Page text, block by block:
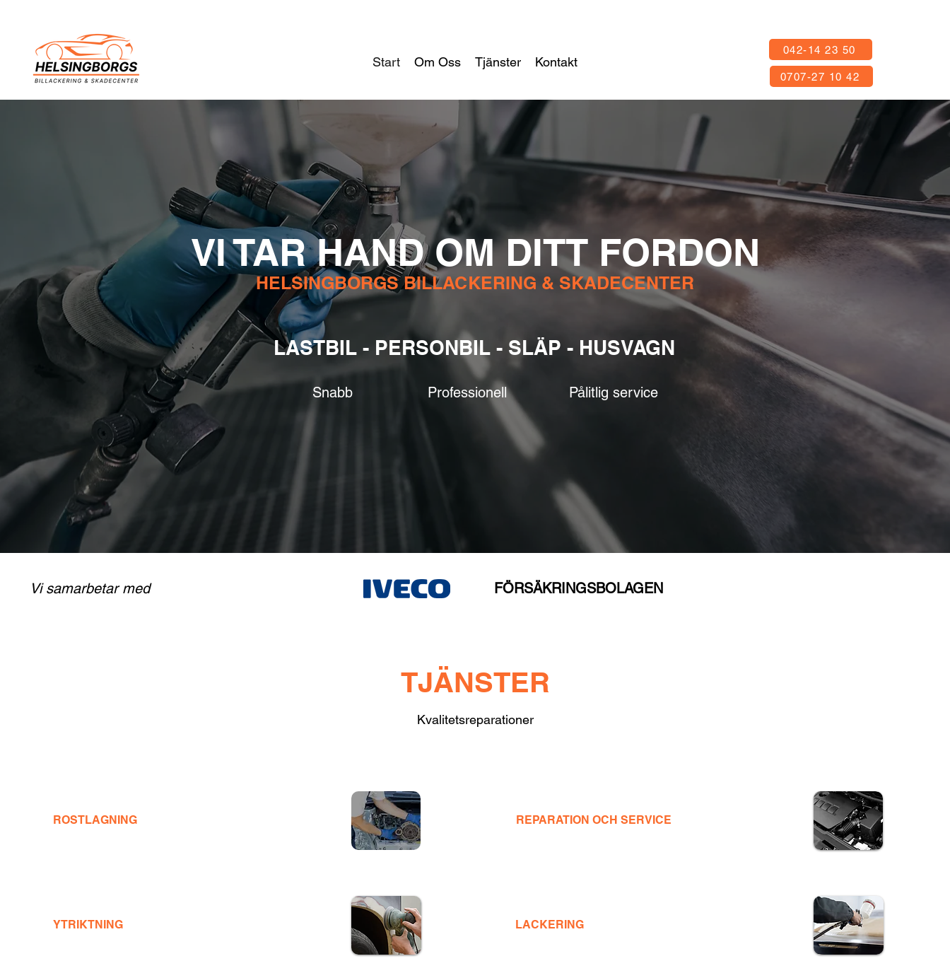
Start Om Oss Tjänster Kontakt
0707-27 10 42
042-14 23 50
VI TAR HAND OM DITT FORDON
HELSINGBORGS BILLACKERING & SKADECENTER
LASTBIL - PERSONBIL - SLÄP - HUSVAGN
Snabb Professionell Pålitlig service
Vi samarbetar med FÖRSÄKRINGSBOLAGEN
TJÄNSTER
Kvalitetsreparationer
ROSTLAGNING
YTRIKTNING
REPARATION OCH SERVICE
LACKERING